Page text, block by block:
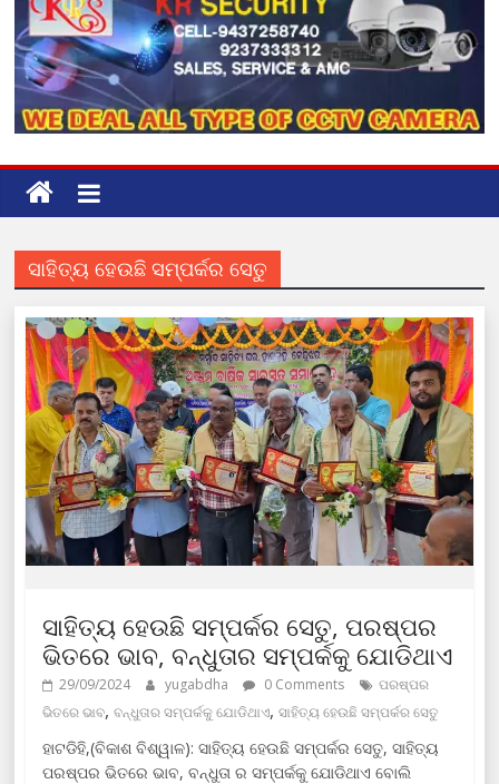
ସାହିତ୍ୟ ହେଉଛି ସମ୍ପର୍କର ସେତୁ
ସାହିତ୍ୟ ହେଉଛି ସମ୍ପର୍କର ସେତୁ, ପରଷ୍ପର
ଭିତରେ ଭାବ, ବନ୍ଧୁତାର ସମ୍ପର୍କକୁ ଯୋଡିଥାଏ
29/09/2024 yugabdha 0 Comments
ପରଷ୍ପର
ଭିତରେ ଭାବ,ବନ୍ଧୁତାର ସମ୍ପର୍କକୁ ଯୋଡିଥାଏ,ସାହିତ୍ୟ ହେଉଛି ସମ୍ପର୍କର ସେତୁ
ହାଟଡିହି,(ବିକାଶ ବିଶ୍ୱାଳ): ସାହିତ୍ୟ ହେଉଛି ସମ୍ପର୍କର ସେତୁ, ସାହିତ୍ୟ
ପରଷ୍ପର ଭିତରେ ଭାବ, ବନ୍ଧୁତା ର ସମ୍ପର୍କକୁ ଯୋଡିଥାଏ ବୋଲି